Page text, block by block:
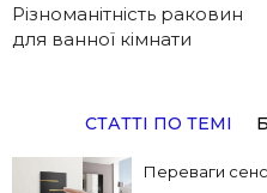
Різноманітність раковин
для ванної кімнати
СТАТТІ ПО ТЕМІ
Переваги